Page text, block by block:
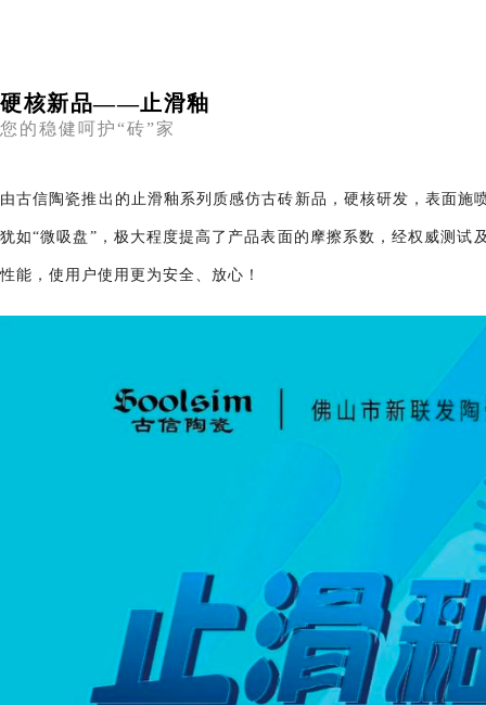
硬核新品——止滑釉
您的稳健呵护“砖”家
由古信陶瓷推出的止滑釉系列质感仿古砖新品，硬核研发，表面
犹如“微吸盘”，极大程度提高了产品表面的摩擦系数，经权威测
性能，使用户使用更为安全、放心！